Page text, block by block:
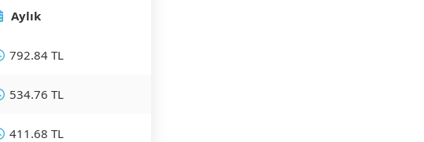
Aylık
792.84 TL
534.76 TL
411.68 TL